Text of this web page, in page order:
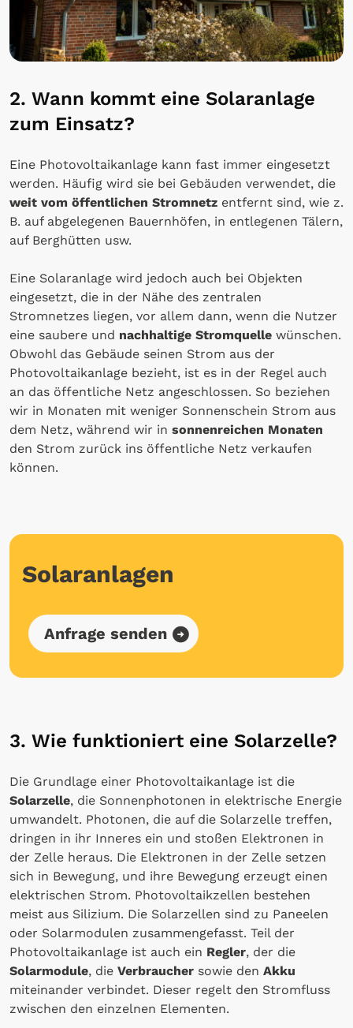
2. Wann kommt eine Solaranlage
zum Einsatz?
Eine Photovoltaikanlage kann fast immer eingesetzt
werden. Häufig wird sie bei Gebäuden verwendet, die
weit vom öffentlichen Stromnetz entfernt sind, wie z.
B. auf abgelegenen Bauernhöfen, in entlegenen Tälern,
auf Berghütten usw.
Eine Solaranlage wird jedoch auch bei Objekten
eingesetzt, die in der Nähe des zentralen
Stromnetzes liegen, vor allem dann, wenn die Nutzer
eine saubere und nachhaltige Stromquelle wünschen.
Obwohl das Gebäude seinen Strom aus der
Photovoltaikanlage bezieht, ist es in der Regel auch
an das öffentliche Netz angeschlossen. So beziehen
wir in Monaten mit weniger Sonnenschein Strom aus
dem Netz, während wir in sonnenreichen Monaten
den Strom zurück ins öffentliche Netz verkaufen
können.
Solaranlagen
Anfrage senden
3. Wie funktioniert eine Solarzelle?
Die Grundlage einer Photovoltaikanlage ist die
Solarzelle, die Sonnenphotonen in elektrische Energie
umwandelt. Photonen, die auf die Solarzelle treffen,
dringen in ihr Inneres ein und stoßen Elektronen in
der Zelle heraus. Die Elektronen in der Zelle setzen
sich in Bewegung, und ihre Bewegung erzeugt einen
elektrischen Strom. Photovoltaikzellen bestehen
meist aus Silizium. Die Solarzellen sind zu Paneelen
oder Solarmodulen zusammengefasst. Teil der
Photovoltaikanlage ist auch ein Regler, der die
Solarmodule, die Verbraucher sowie den Akku
miteinander verbindet. Dieser regelt den Stromfluss
zwischen den einzelnen Elementen.